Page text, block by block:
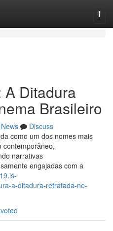
A Ditadura
Brasileiro
News
Discuss
como um dos nomes mais
contemporâneo,
narrativas
engajadas com a
a-ditadura-retratada-no-